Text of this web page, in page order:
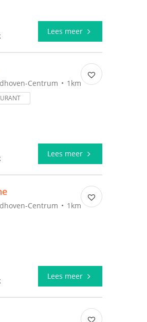
Lees meer
Centrum 1km
Lees meer
Centrum 1km
Lees meer